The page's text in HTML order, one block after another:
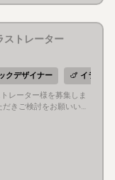
ム制作活動を休止する
のため、クラウドファ
した。 応援してくださ
より良いものを作りた
ゲームが
や楽曲が気に入った方
ださい。
で制作したいと考えスク
ェアのパッケージ版は
等で販売を予定してい
プリに移植できるのが
植作業が大変になるた
のスクリプト担当の方
探したいという内容につ
ェアウェアとしてイベ
ツールで制作するかに
品していきたいです。
プリに移植し、PCゲー
なく
プやポートフォリオ、
す。 具体的な数字は出
ンディングなどの歌あり
ます。短編の公開に間
素材で補う予定。 シェ
たいですが、そこも含
合、１５前後は必要に
公開 ※ふりーむでも検
編はフリーゲームで公
売したく思います。
の長編は2023年8月ご
ストレーター
クデザイナー イラスト
レーター様を募集しま
イ時間３０分程度 ・主
抱える事情に触れると
予定。 ・今後制作する
させます。 ◇参考
） ・ホームページ → h